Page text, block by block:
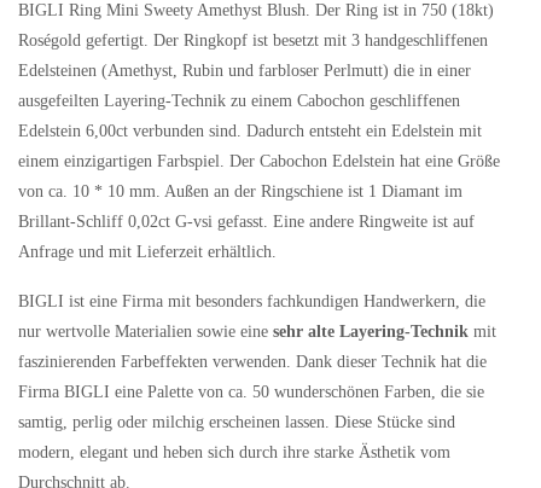
BIGLI Ring Mini Sweety Amethyst Blush. Der Ring ist in 750 (18kt)
Roségold gefertigt. Der Ringkopf ist besetzt mit 3 handgeschliffenen
Edelsteinen (Amethyst, Rubin und farbloser Perlmutt) die in einer
ausgefeilten Layering-Technik zu einem Cabochon geschliffenen
Edelstein 6,00ct verbunden sind. Dadurch entsteht ein Edelstein mit
einem einzigartigen Farbspiel. Der Cabochon Edelstein hat eine Größe
von ca. 10 * 10 mm. Außen an der Ringschiene ist 1 Diamant im
Brillant-Schliff 0,02ct G-vsi gefasst. Eine andere Ringweite ist auf
Anfrage und mit Lieferzeit erhältlich.
BIGLI ist eine Firma mit besonders fachkundigen Handwerkern, die
nur wertvolle Materialien sowie eine sehr alte Layering-Technik mit
faszinierenden Farbeffekten verwenden. Dank dieser Technik hat die
Firma BIGLI eine Palette von ca. 50 wunderschönen Farben, die sie
samtig, perlig oder milchig erscheinen lassen. Diese Stücke sind
modern, elegant und heben sich durch ihre starke Ästhetik vom
Durchschnitt ab.